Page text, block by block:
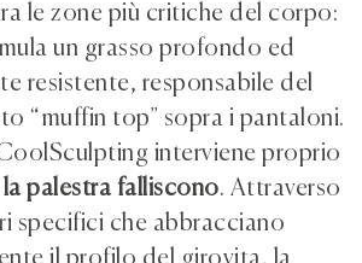
le zone più critiche del corpo:
un grasso profondo ed
resistente, responsabile del
“muffin top” sopra i pantaloni.
interviene proprio
palestra falliscono. Attraverso
specifici che abbracciano